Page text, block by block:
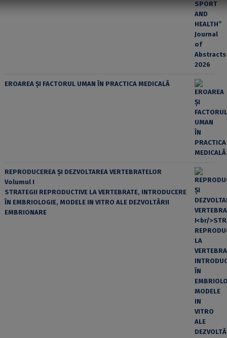
EROAREA ȘI FACTORUL UMAN ÎN PRACTICA MEDICALĂ
REPRODUCEREA ȘI DEZVOLTAREA VERTEBRATELOR
Volumul I
STRATEGII REPRODUCTIVE LA VERTEBRATE, INTRODUCERE
ÎN EMBRIOLOGIE, MODELE IN VITRO ALE DEZVOLTĂRII
EMBRIONARE